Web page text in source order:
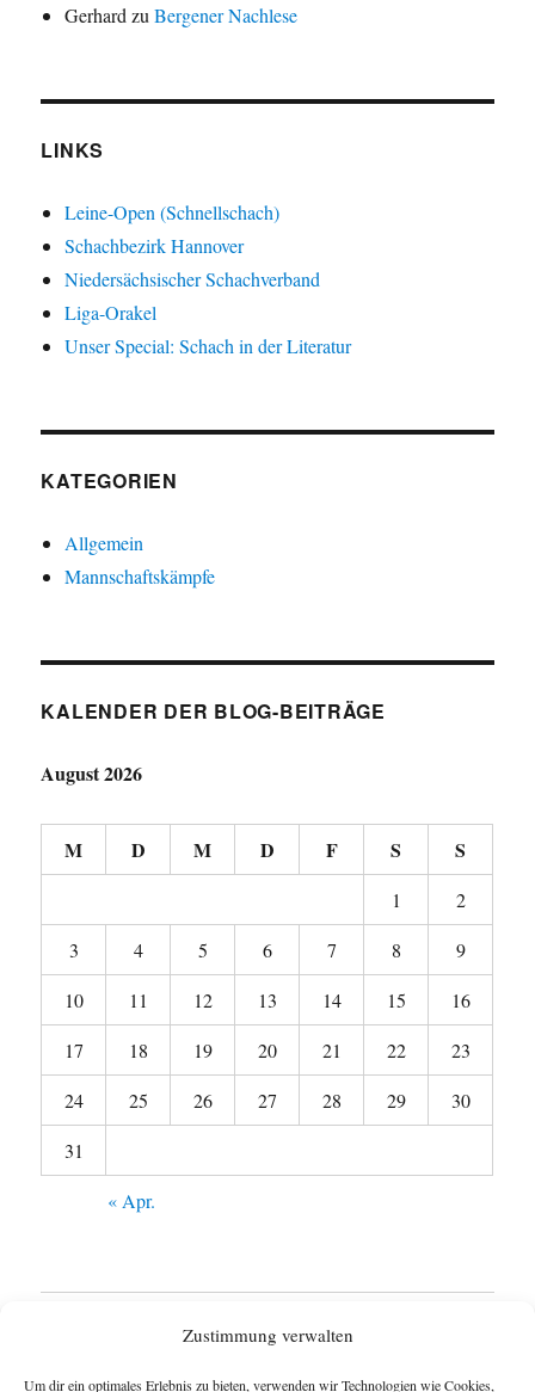
Zustimmung verwalten
Um dir ein optimales Erlebnis zu bieten, verwenden wir Technologien wie Cookies,
Gerhard zuBergener Nachlese
LINKS
Leine-Open (Schnellschach)
Schachbezirk Hannover
Niedersächsischer Schachverband
Liga-Orakel
Unser Special: Schach in der Literatur
KATEGORIEN
Allgemein
Mannschaftskämpfe
KALENDER DER BLOG-BEITRÄGE
August 2026
M D M D F S S
1
2
3
4 5 6 7 8
9
10
11 12 13 14 15
16
17
18 19 20 21 22
23
24
25 26 27 28 29
30
31
« Apr.
Wie funktioniert das Blog ?